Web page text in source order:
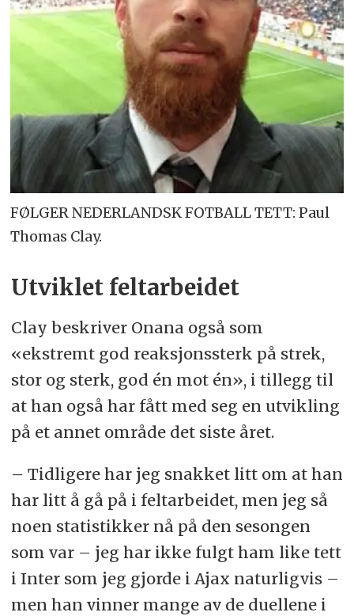
FØLGER NEDERLANDSK FOTBALL TETT: Paul
Thomas Clay.
Utviklet feltarbeidet
Clay beskriver Onana også som
«ekstremt god reaksjonssterk på strek,
stor og sterk, god én mot én», i tillegg til
at han også har fått med seg en utvikling
på et annet område det siste året.
– Tidligere har jeg snakket litt om at han
har litt å gå på i feltarbeidet, men jeg så
noen statistikker nå på den sesongen
som var – jeg har ikke fulgt ham like tett
i Inter som jeg gjorde i Ajax naturligvis –
men han vinner mange av de duellene i